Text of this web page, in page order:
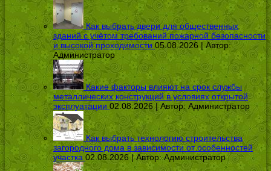
Как выбрать двери для общественных
зданий с учётом требований пожарной безопасности
и высокой проходимости 05.08.2026 | Автор:
Администратор
Какие факторы влияют на срок службы
металлических конструкций в условиях открытой
эксплуатации 02.08.2026 | Автор: Администратор
Как выбрать технологию строительства
загородного дома в зависимости от особенностей
участка 02.08.2026 | Автор:Администратор